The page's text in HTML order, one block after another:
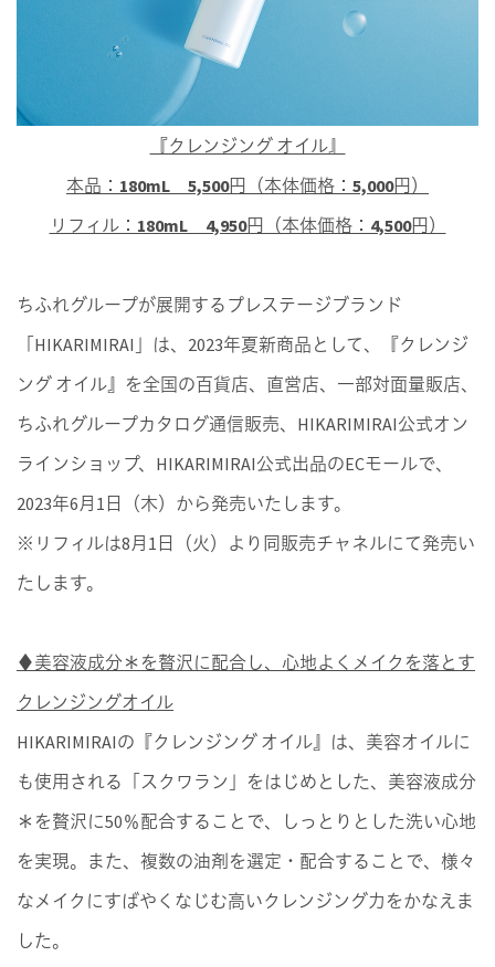
『クレンジング オイル』
本品：180mL 5,500円（本体価格：5,000円）
リフィル：180mL 4,950円（本体価格：4,500円）
ちふれグループが展開するプレステージブランド
「HIKARIMIRAI」は、2023年夏新商品として、『クレンジ
ング オイル』を全国の百貨店、直営店、一部対面量販店、
ちふれグループカタログ通信販売、HIKARIMIRAI公式オン
ラインショップ、HIKARIMIRAI公式出品のECモールで、
2023年6月1日（木）から発売いたします。
※リフィルは8月1日（火）より同販売チャネルにて発売い
たします。
♦美容液成分＊を贅沢に配合し、心地よくメイクを落とす
クレンジングオイル
HIKARIMIRAIの『クレンジング オイル』は、美容オイルに
も使用される「スクワラン」をはじめとした、美容液成分
＊を贅沢に50％配合することで、しっとりとした洗い心地
を実現。また、複数の油剤を選定・配合することで、様々
なメイクにすばやくなじむ高いクレンジング力をかなえま
した。